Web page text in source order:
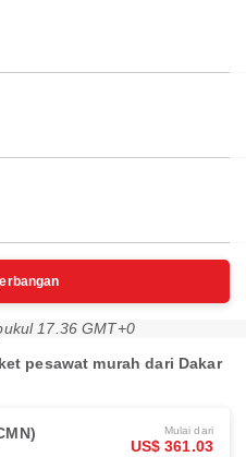
17.36 GMT+0
pesawat murah dari Dakar
Mulai dari
US$ 361.03